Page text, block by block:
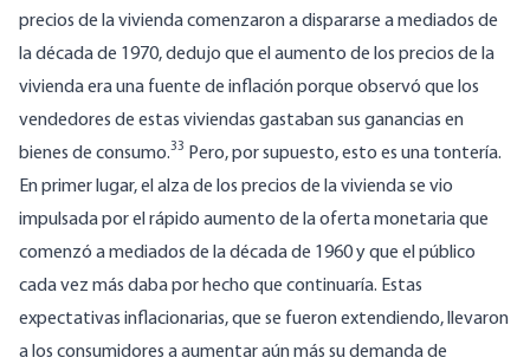
precios de la vivienda comenzaron a dispararse a mediados de
la década de 1970, dedujo que el aumento de los precios de la
vivienda era una fuente de inflación porque observó que los
vendedores de estas viviendas gastaban sus ganancias en
bienes de consumo.33 Pero, por supuesto, esto es una tontería.
En primer lugar, el alza de los precios de la vivienda se vio
impulsada por el rápido aumento de la oferta monetaria que
comenzó a mediados de la década de 1960 y que el público
cada vez más daba por hecho que continuaría. Estas
expectativas inflacionarias, que se fueron extendiendo, llevaron
a los consumidores a aumentar aún más su demanda de